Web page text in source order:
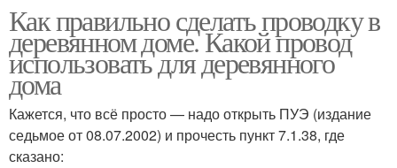
Как правильно сделать проводку в
деревянном доме. Какой провод
использовать для деревянного
дома
Кажется, что всё просто — надо открыть ПУЭ (издание
седьмое от 08.07.2002) и прочесть пункт 7.1.38, где
сказано: